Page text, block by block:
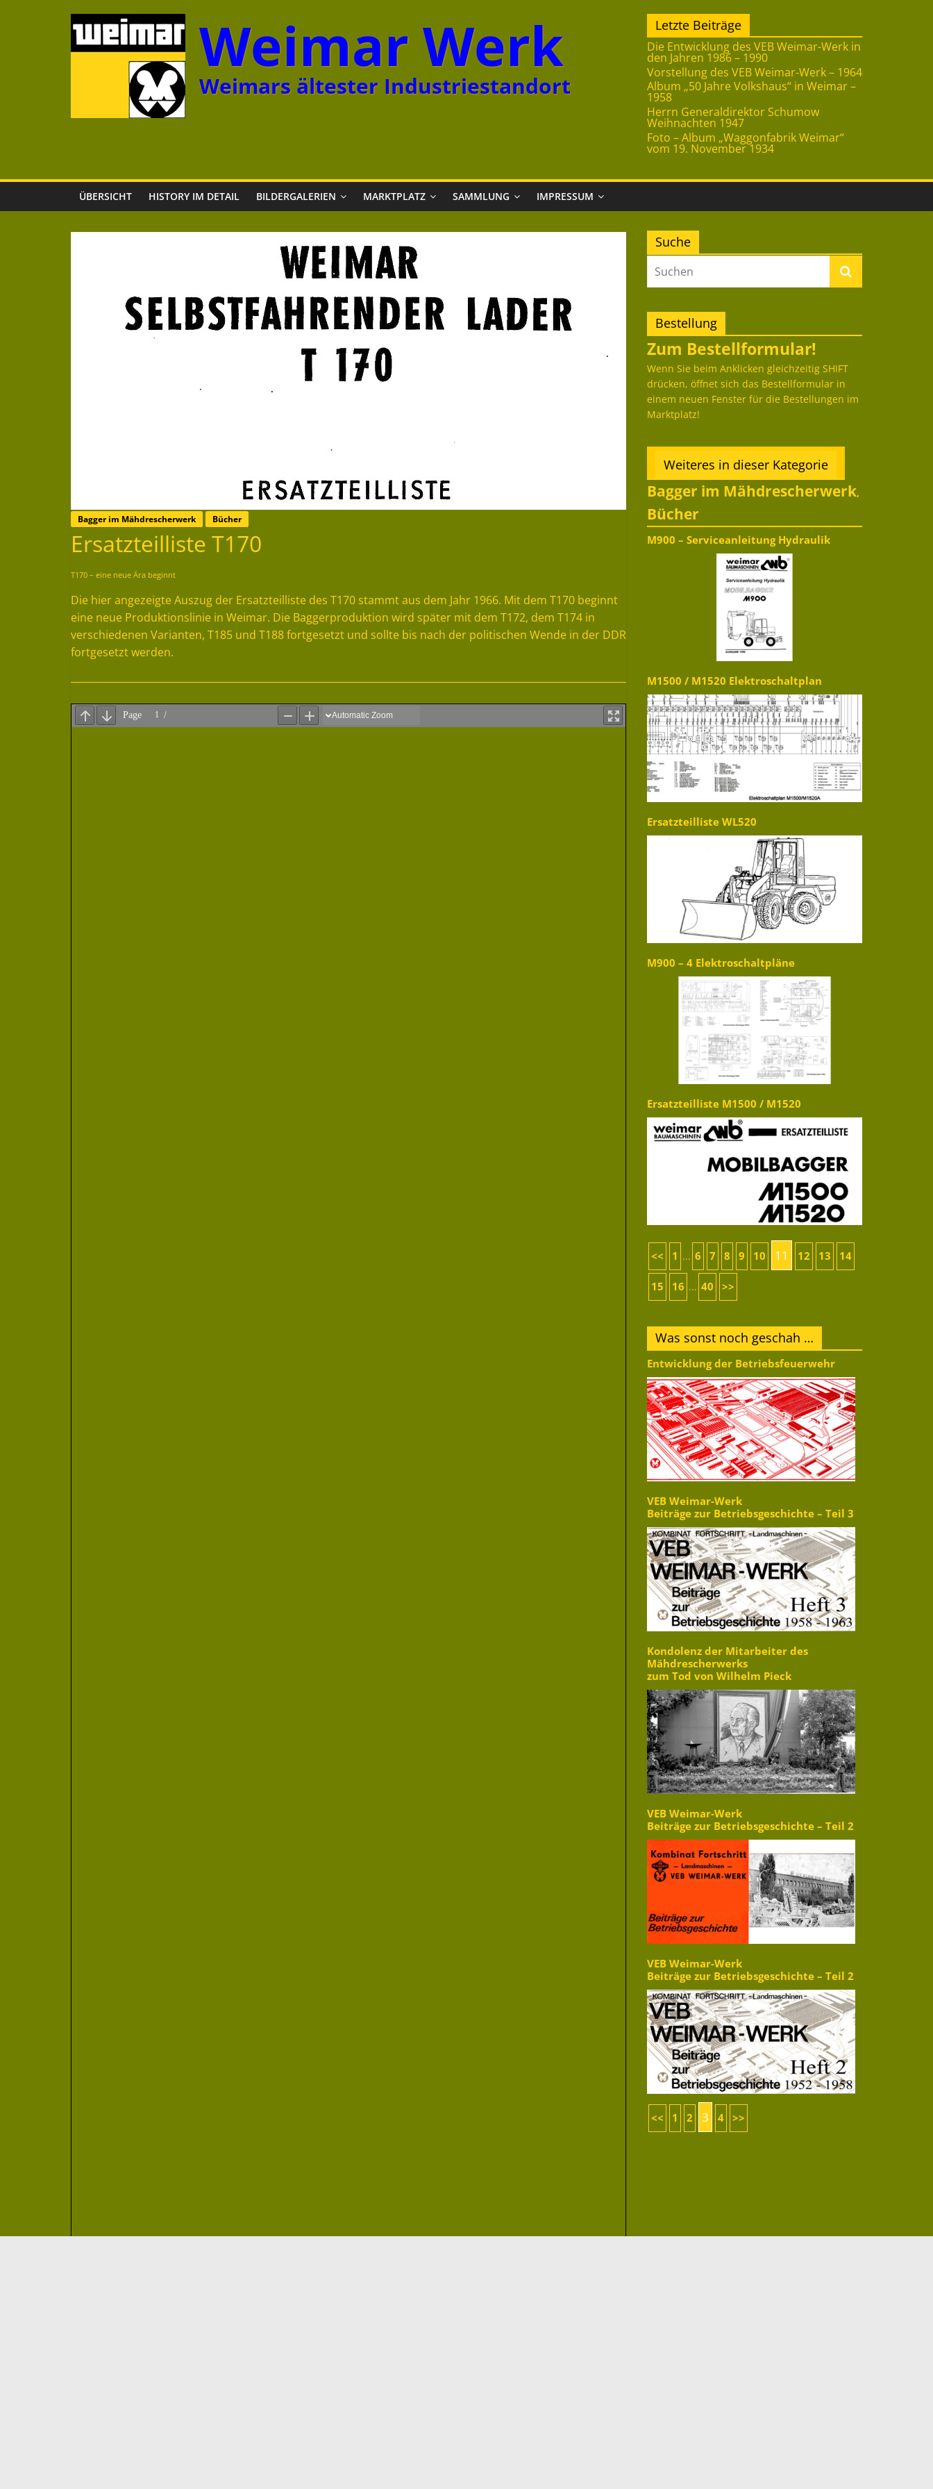
Weimar Werk
Weimars ältester Industriestandort
Letzte Beiträge
Die Entwicklung des VEB Weimar-Werk in
den Jahren 1986 – 1990
Vorstellung des VEB Weimar-Werk – 1964
Album „50 Jahre Volkshaus“ in Weimar –
1958
Herrn Generaldirektor Schumow
Weihnachten 1947
Foto – Album „Waggonfabrik Weimar“
vom 19. November 1934
ÜBERSICHT HISTORY IM DETAIL BILDERGALERIEN MARKTPLATZ SAMMLUNG IMPRESSUM
Bagger im Mähdrescherwerk Bücher
Ersatzteilliste T170
T170 – eine neue Ära beginnt
Die hier angezeigte Auszug der Ersatzteilliste des T170 stammt aus dem Jahr 1966. Mit dem T170 beginnt
eine neue Produktionslinie in Weimar. Die Baggerproduktion wird später mit dem T172, dem T174 in
verschiedenen Varianten, T185 und T188 fortgesetzt und sollte bis nach der politischen Wende in der DDR
fortgesetzt werden.
Suche
Bestellung
Zum Bestellformular!
Wenn Sie beim Anklicken gleichzeitig SHIFT
drücken, öffnet sich das Bestellformular in
einem neuen Fenster für die Bestellungen im
Marktplatz!
Weiteres in dieser Kategorie
Bagger im Mähdrescherwerk,
Bücher
M900 – Serviceanleitung Hydraulik
M1500 / M1520 Elektroschaltplan
Ersatzteilliste WL520
M900 – 4 Elektroschaltpläne
Ersatzteilliste M1500 / M1520
<< 1 ... 6 7 8 9 10 11 12 13 14
15 16 ... 40 >>
Was sonst noch geschah …
Entwicklung der Betriebsfeuerwehr
VEB Weimar-Werk
Beiträge zur Betriebsgeschichte – Teil 3
Kondolenz der Mitarbeiter des
Mähdrescherwerks
zum Tod von Wilhelm Pieck
VEB Weimar-Werk
Beiträge zur Betriebsgeschichte – Teil 2
VEB Weimar-Werk
Beiträge zur Betriebsgeschichte – Teil 2
<< 1 2 3 4 >>